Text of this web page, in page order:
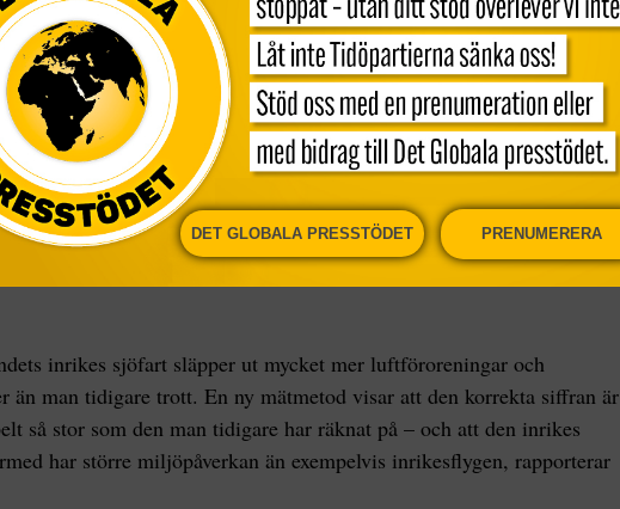
inrikes sjöfart släpper ut mycket mer luftföroreningar
än man tidigare trott. En ny mätmetod visar att den
är nästan dubbelt så stor som den man tidigare har
och att den inrikes sjöfarten därmed har större
än exempelvis inrikesflygen, rapporterar SVT. De nya
kommer från […]
inrikes sjöfart släpper ut mycket mer luftföroreningar och
än man tidigare trott. En ny mätmetod visar att den korrekta siffran är
så stor som den man tidigare har räknat på – och att den inrikes
har större miljöpåverkan än exempelvis inrikesflygen, rapporterar
DET GLOBALA PRESSTÖDET PRENUMERERA